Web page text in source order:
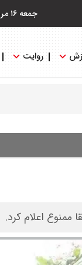
جمعه ۱۶ مرداد ۱۴۰۵
روایت
ممنوع اعلام کرد.